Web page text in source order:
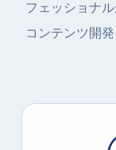
フェッショナ
コンテンツ開